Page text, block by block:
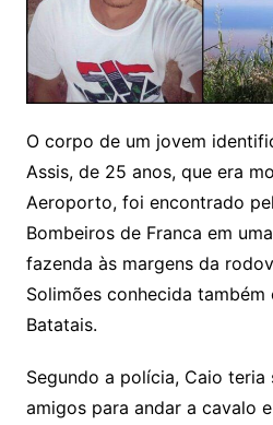
O corpo de um jovem
Assis, de 25 anos, que era
Aeroporto, foi encontrado
Bombeiros de Franca em
fazenda às margens da
Solimões conhecida
Batatais.
Segundo a polícia, Caio teria
amigos para andar a cavalo